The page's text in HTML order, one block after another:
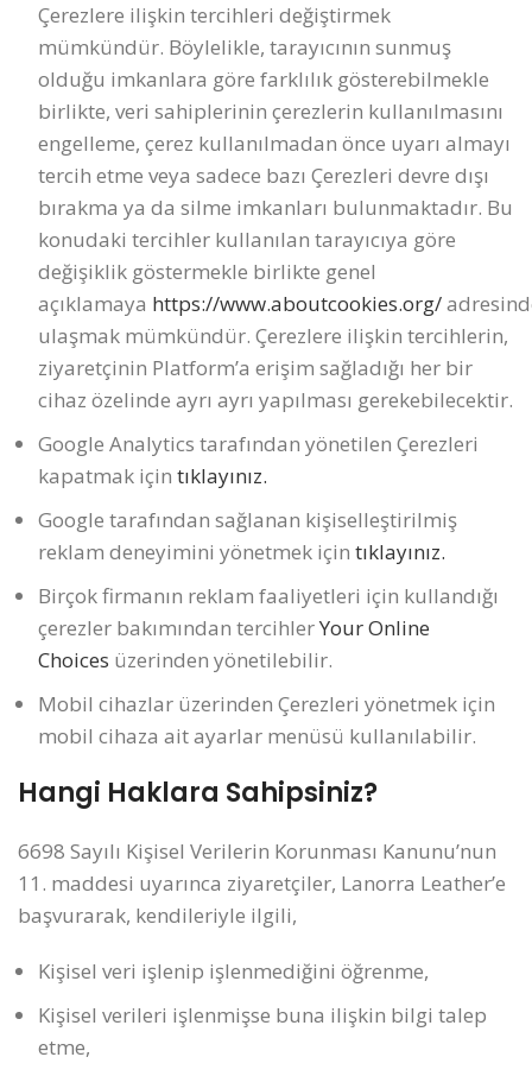
Çerezlere ilişkin tercihleri değiştirmek
mümkündür. Böylelikle, tarayıcının sunmuş
olduğu imkanlara göre farklılık gösterebilmekle
birlikte, veri sahiplerinin çerezlerin kullanılmasını
engelleme, çerez kullanılmadan önce uyarı almayı
tercih etme veya sadece bazı Çerezleri devre dışı
bırakma ya da silme imkanları bulunmaktadır. Bu
konudaki tercihler kullanılan tarayıcıya göre
değişiklik göstermekle birlikte genel
açıklamaya https://www.aboutcookies.org/
ulaşmak mümkündür. Çerezlere ilişkin tercihlerin,
ziyaretçinin Platform’a erişim sağladığı her bir
cihaz özelinde ayrı ayrı yapılması gerekebilecektir.
Google Analytics tarafından yönetilen Çerezleri
kapatmak için tıklayınız.
Google tarafından sağlanan kişiselleştirilmiş
reklam deneyimini yönetmek için tıklayınız.
Birçok firmanın reklam faaliyetleri için kullandığı
çerezler bakımından tercihlerYour Online
Choices üzerinden yönetilebilir.
Mobil cihazlar üzerinden Çerezleri yönetmek için
mobil cihaza ait ayarlar menüsü kullanılabilir.
Hangi Haklara Sahipsiniz?
6698 Sayılı Kişisel Verilerin Korunması Kanunu’nun
11. maddesi uyarınca ziyaretçiler, Lanorra Leather’e
başvurarak, kendileriyle ilgili,
Kişisel veri işlenip işlenmediğini öğrenme,
Kişisel verileri işlenmişse buna ilişkin bilgi talep
etme,